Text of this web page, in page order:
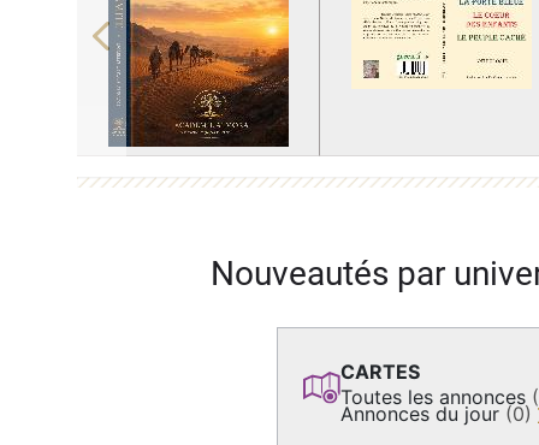
Previous
Nouveautés par
CARTES
Toutes les annonces
Annonces du jour (0)